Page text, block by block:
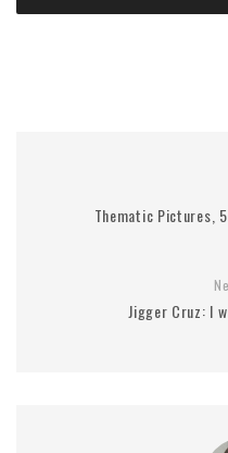
Thematic Pictures,
Jigger Cruz: I